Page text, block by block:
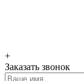
+
Заказать звонок